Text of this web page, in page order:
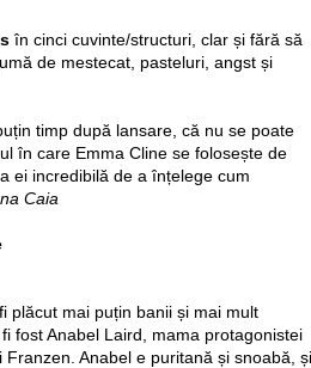
în cinci cuvinte/structuri, clar și fără să
de mestecat, pasteluri, angst și
timp după lansare, că nu se poate
în care Emma Cline se folosește de
ei incredibilă de a înțelege cum
Caia
plăcut mai puțin banii și mai mult
fost Anabel Laird, mama protagonistei
Anabel e puritană și snoabă, și